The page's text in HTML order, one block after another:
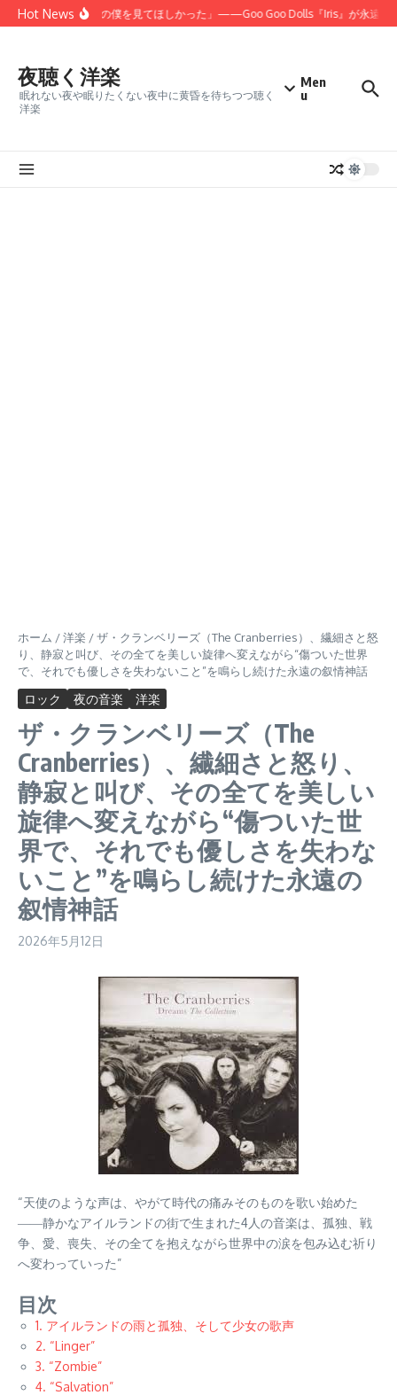
コンテンツへスキップ
Hot News
君にだけは、本当の僕を見てほしかった」——Goo Goo Dolls『Iris』が永遠のラ
夜聴く洋楽
眠れない夜や眠りたくない夜中に黄昏を待ちつつ聴く
洋楽
Men
u
ホーム /洋楽 /ザ・クランベリーズ（The Cranberries）、繊細さと怒
り、静寂と叫び、その全てを美しい旋律へ変えながら“傷ついた世界
で、それでも優しさを失わないこと”を鳴らし続けた永遠の叙情神話
ロック 夜の音楽 洋楽
ザ・クランベリーズ（The
Cranberries）、繊細さと怒り、
静寂と叫び、その全てを美しい
旋律へ変えながら“傷ついた世
界で、それでも優しさを失わな
いこと”を鳴らし続けた永遠の
叙情神話
2026年5月12日
“天使のような声は、やがて時代の痛みそのものを歌い始めた
――静かなアイルランドの街で生まれた4人の音楽は、孤独、戦
争、愛、喪失、その全てを抱えながら世界中の涙を包み込む祈り
へ変わっていった”
目次
1. アイルランドの雨と孤独、そして少女の歌声
2. “Linger”
3. “Zombie”
4. “Salvation”